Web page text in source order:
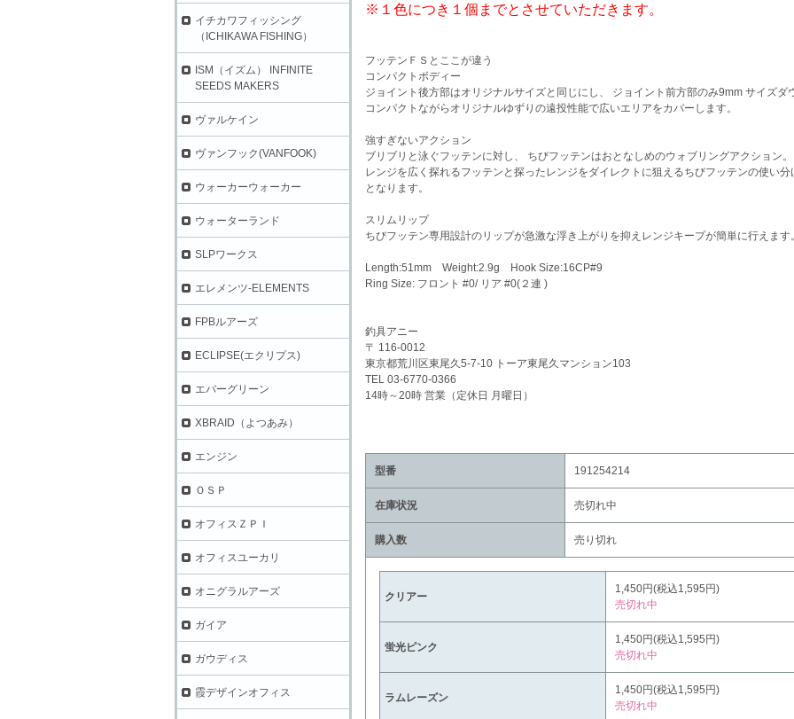
※１色につき１個までとさせていただきます。
フッテンＦＳとここが違う
コンパクトボディー
ジョイント後方部はオリジナルサイズと同じにし、 ジョイント前方部のみ9mm サイズダ
コンパクトながらオリジナルゆずりの遠投性能で広いエリアをカバーします。
強すぎないアクション
ブリブリと泳ぐフッテンに対し、 ちびフッテンはおとなしめのウォブリングアクション。
レンジを広く探れるフッテンと探ったレンジをダイレクトに狙えるちびフッテンの使い分
となります。
スリムリップ
ちびフッテン専用設計のリップが急激な浮き上がりを抑えレンジキープが簡単に行えます
Length:51mm Weight:2.9g Hook Size:16CP#9
Ring Size: フロント #0/ リア #0(２連 )
釣具アニー
〒 116-0012
東京都荒川区東尾久5-7-10 トーア東尾久マンション103
TEL 03-6770-0366
14時～20時 営業（定休日 月曜日）
型番 191254214
在庫状況 売切れ中
購入数 売り切れ
クリアー
1,450円(税込1,595円)
売切れ中
蛍光ピンク
1,450円(税込1,595円)
売切れ中
ラムレーズン
1,450円(税込1,595円)
売切れ中
イチカワフィッシング
（ICHIKAWA FISHING）
ISM（イズム） INFINITE
SEEDS MAKERS
ヴァルケイン
ヴァンフック(VANFOOK)
ウォーカーウォーカー
ウォーターランド
SLPワークス
エレメンツ-ELEMENTS
FPBルアーズ
ECLIPSE(エクリプス)
エバーグリーン
XBRAID（よつあみ）
エンジン
ＯＳＰ
オフィスＺＰＩ
オフィスユーカリ
オニグラルアーズ
ガイア
ガウディス
霞デザインオフィス